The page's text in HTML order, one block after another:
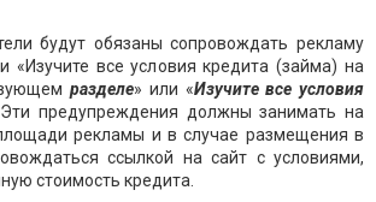
будут обязаны сопровождать рекламу
«Изучите все условия кредита (займа) на
разделе» или «Изучите все условия
предупреждения должны занимать на
рекламы и в случае размещения в
ссылкой на сайт с условиями,
стоимость кредита.